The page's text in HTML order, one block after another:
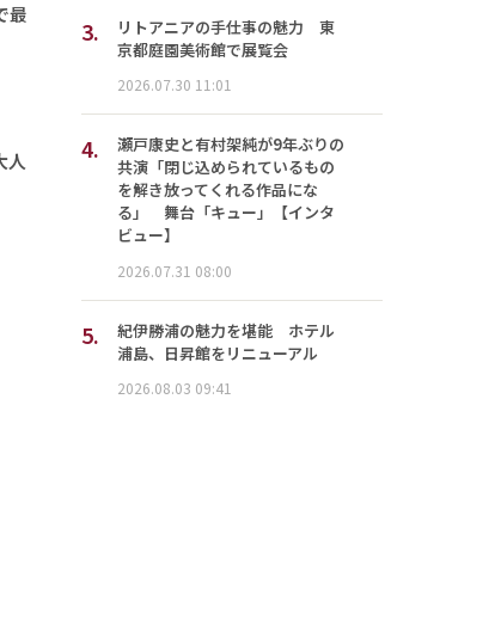
最
人
3.
リトアニアの手仕事の魅力 東
京都庭園美術館で展覧会
2026.07.30 11:01
4.
瀬戸康史と有村架純が9年ぶりの
共演「閉じ込められているもの
を解き放ってくれる作品にな
る」 舞台「キュー」【インタ
ビュー】
2026.07.31 08:00
5.
紀伊勝浦の魅力を堪能 ホテル
浦島、日昇館をリニューアル
2026.08.03 09:41